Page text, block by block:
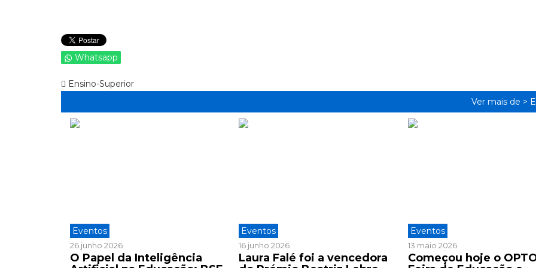
Whatsapp
Ensino-Superior
Ver mais de >
Eventos
26 junho 2026
O Papel da Inteligência
Eventos
16 junho 2026
Laura Falé foi a vencedora
Eventos
13 maio 2026
Começou hoje o